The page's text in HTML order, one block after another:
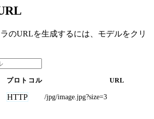
のURLを生成するには、モデルをクリ
プロトコル URL
HTTP /jpg/image.jpg?size=3